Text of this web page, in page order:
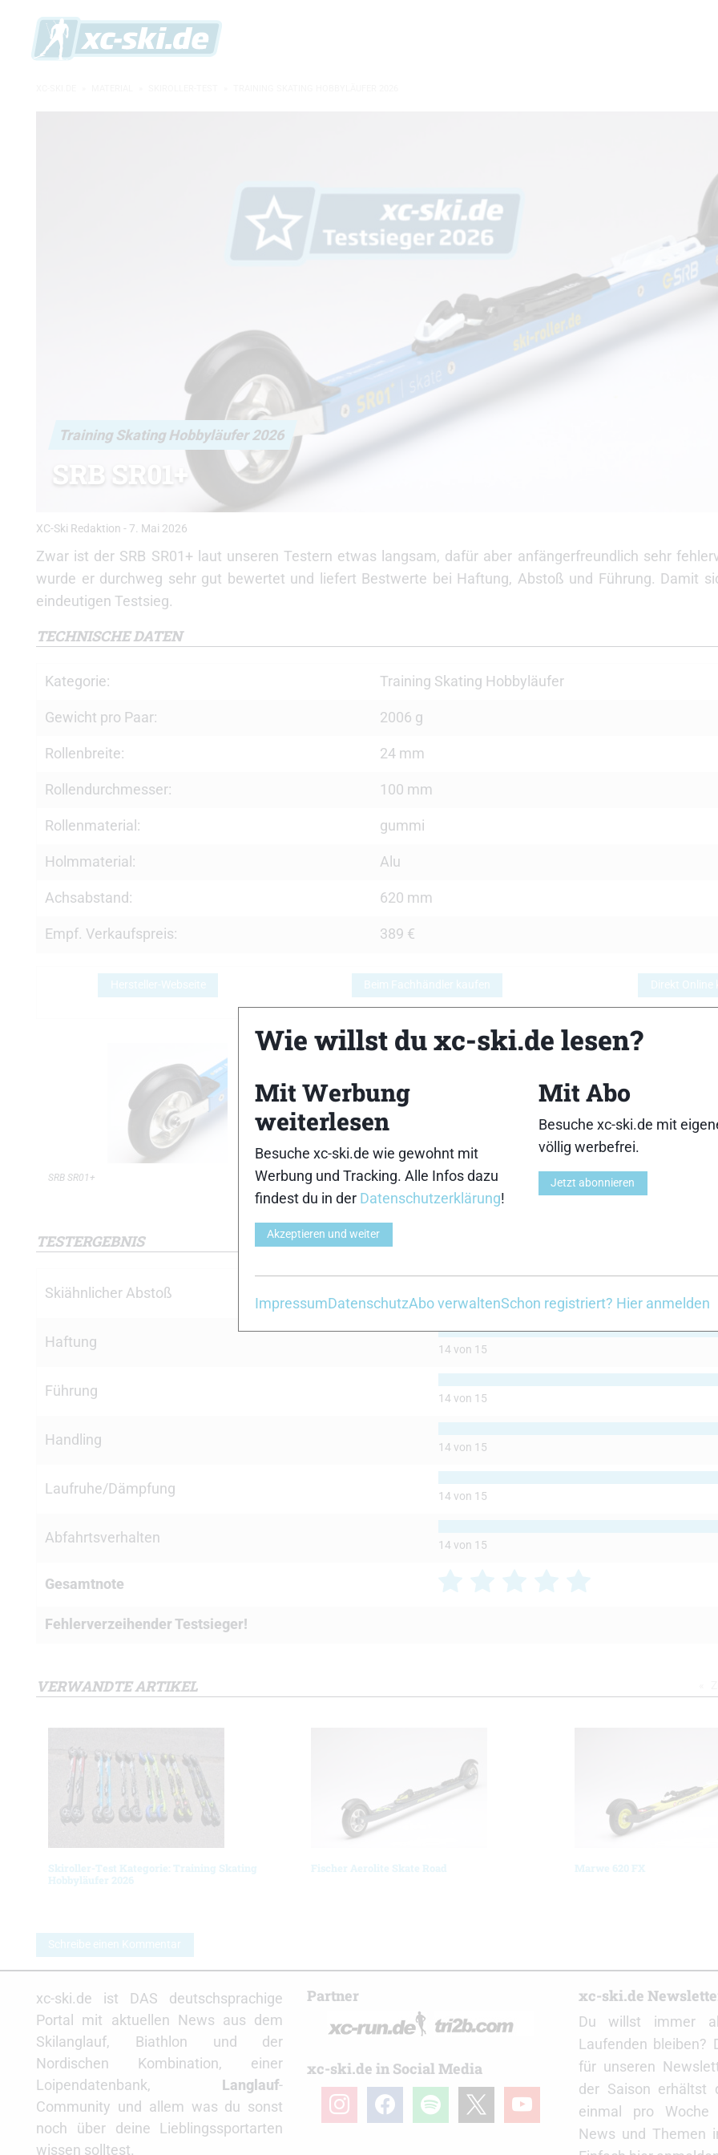
Training Skating Hobbyläufer 2026
SRB SR01+
XC-Ski Redaktion - 7. Mai 2026
Zwar ist der SRB SR01+ laut unseren Testern etwas langsam, dafür aber anfängerfreundlich sehr
wurde er durchweg sehr gut bewertet und liefert Bestwerte bei Haftung, Abstoß und Führung. Damit
eindeutigen Testsieg.
TECHNISCHE DATEN
Kategorie: Training Skating Hobbyläufer
Gewicht pro Paar: 2006 g
Rollenbreite: 24 mm
Rollendurchmesser: 100 mm
Rollenmaterial: gummi
Holmmaterial: Alu
Achsabstand: 620 mm
Empf. Verkaufspreis: 389 €
Hersteller-Webseite Beim Fachhändler kaufen Direkt Online
SRB SR01+ SRB SR01+ SRB SR01+
TESTERGEBNIS
Skiähnlicher Abstoß 14 von 15
Haftung 14 von 15
Führung 14 von 15
Handling 14 von 15
Laufruhe/Dämpfung 14 von 15
Abfahrtsverhalten 14 von 15
Gesamtnote
Fehlerverzeihender Testsieger!
VERWANDTE ARTIKEL
Skiroller-Test Kategorie: Training Skating
Hobbyläufer 2026
Fischer Aerolite Skate Road Marwe 620 FX
Schreibe einen Kommentar
xc-ski.de ist DAS deutschsprachige
Portal mit aktuellen News aus dem
Skilanglauf, Biathlon und der
Nordischen Kombination, einer
Loipendatenbank, Langlauf-
Community und allem was du sonst
noch über deine Lieblingssportarten
wissen solltest.
Partner
xc-ski.de in Social Media
instagramfacebookspotify youtube
xc-ski.de
Du willst immer
Laufenden bleiben?
für unseren
der Saison erhältst
einmal pro Woche
News und Themen
Wie willst du xc-ski.de lesen?
Mit Werbung
weiterlesen
Besuche xc-ski.de wie gewohnt mit
Werbung und Tracking. Alle Infos dazu
findest du in der Datenschutzerklärung!
Akzeptieren und weiter
Mit Abo
Besuche xc-ski.de mit
völlig werbefrei.
Jetzt abonnieren
ImpressumDatenschutzAbo verwaltenSchon registriert? Hier anmelden